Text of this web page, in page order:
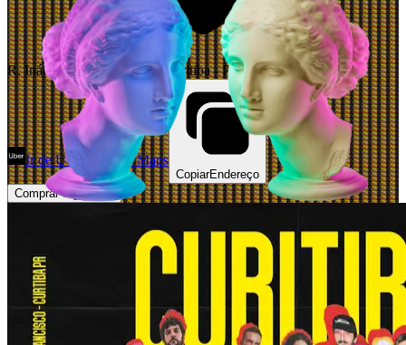
R. Inácio Lustosa - Matriz, Curitiba - PR, 80510-000, Brazil
Ir de Uber Abrir Maps
CopiarEndereço
Comprar Ingressos